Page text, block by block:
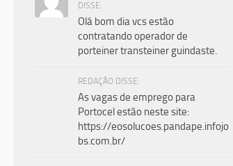
DISSE:
Olá bom dia vcs estão
contratando operador de
porteiner transteiner guindaste.
REDAÇÃO DISSE:
As vagas de emprego para
Portocel estão neste site:
https://eosolucoes.pandape.infojo
bs.com.br/